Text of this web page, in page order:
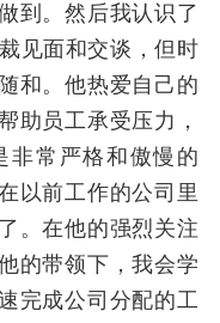
到。然后我认识了
见面和交谈，但时
和。他热爱自己的
助员工承受压力，
非常严格和傲慢的
以前工作的公司里
。在他的强烈关注
的带领下，我会学
完成公司分配的工